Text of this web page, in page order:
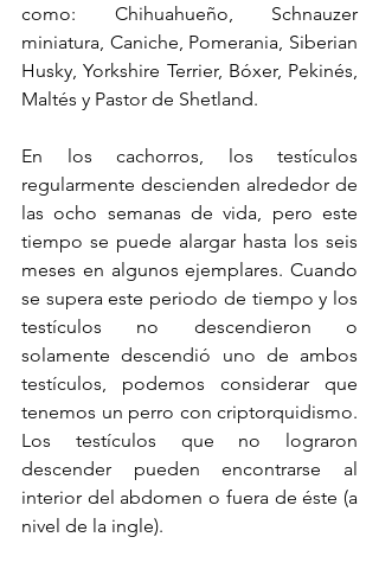
como: Chihuahueño, Schnauzer
miniatura, Caniche, Pomerania, Siberian
Husky, Yorkshire Terrier, Bóxer, Pekinés,
Maltés y Pastor de Shetland.
En los cachorros, los testículos
regularmente descienden alrededor de
las ocho semanas de vida, pero este
tiempo se puede alargar hasta los seis
meses en algunos ejemplares. Cuando
se supera este periodo de tiempo y los
testículos no descendieron o
solamente descendió uno de ambos
testículos, podemos considerar que
tenemos un perro con criptorquidismo.
Los testículos que no lograron
descender pueden encontrarse al
interior del abdomen o fuera de éste (a
nivel de la ingle).